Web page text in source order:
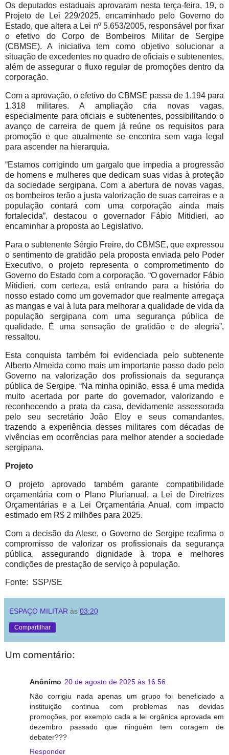
Os deputados estaduais aprovaram nesta terça-feira, 19, o
Projeto de Lei 229/2025, encaminhado pelo Governo do
Estado, que altera a Lei nº 5.653/2005, responsável por fixar
o efetivo do Corpo de Bombeiros Militar de Sergipe
(CBMSE). A iniciativa tem como objetivo solucionar a
situação de excedentes no quadro de oficiais e subtenentes,
além de assegurar o fluxo regular de promoções dentro da
corporação.
Com a aprovação, o efetivo do CBMSE passa de 1.194 para
1.318 militares. A ampliação cria novas vagas,
especialmente para oficiais e subtenentes, possibilitando o
avanço de carreira de quem já reúne os requisitos para
promoção e que atualmente se encontra sem vaga legal
para ascender na hierarquia.
“Estamos corrigindo um gargalo que impedia a progressão
de homens e mulheres que dedicam suas vidas à proteção
da sociedade sergipana. Com a abertura de novas vagas,
os bombeiros terão a justa valorização de suas carreiras e a
população contará com uma corporação ainda mais
fortalecida”, destacou o governador Fábio Mitidieri, ao
encaminhar a proposta ao Legislativo.
Para o subtenente Sérgio Freire, do CBMSE, que expressou
o sentimento de gratidão pela proposta enviada pelo Poder
Executivo, o projeto representa o comprometimento do
Governo do Estado com a corporação. “O governador Fábio
Mitidieri, com certeza, está entrando para a história do
nosso estado como um governador que realmente arregaça
as mangas e vai à luta para melhorar a qualidade de vida da
população sergipana com uma segurança pública de
qualidade. É uma sensação de gratidão e de alegria”,
ressaltou.
Esta conquista também foi evidenciada pelo subtenente
Alberto Almeida como mais um importante passo dado pelo
Governo na valorização dos profissionais da segurança
pública de Sergipe. “Na minha opinião, essa é uma medida
muito acertada por parte do governador, valorizando e
reconhecendo a prata da casa, devidamente assessorada
pelo seu secretário João Eloy e seus comandantes,
trazendo a experiência desses militares com décadas de
vivências em ocorrências para melhor atender a sociedade
sergipana.
Projeto
O projeto aprovado também garante compatibilidade
orçamentária com o Plano Plurianual, a Lei de Diretrizes
Orçamentárias e a Lei Orçamentária Anual, com impacto
estimado em R$ 2 milhões para 2025.
Com a decisão da Alese, o Governo de Sergipe reafirma o
compromisso de valorizar os profissionais da segurança
pública, assegurando dignidade à tropa e melhores
condições de prestação de serviço à população.
Fonte: SSP/SE
ESPAÇO MILITAR às 03:20
Compartilhar
Um comentário:
Anônimo 20 de agosto de 2025 às 16:56
Não corrigiu nada apenas um grupo foi beneficiado a
instituição continua com problemas nas devidas
promoções, por exemplo cada a lei orgânica aprovada em
dezembro passado que ninguém tem coragem de
debater???
Responder